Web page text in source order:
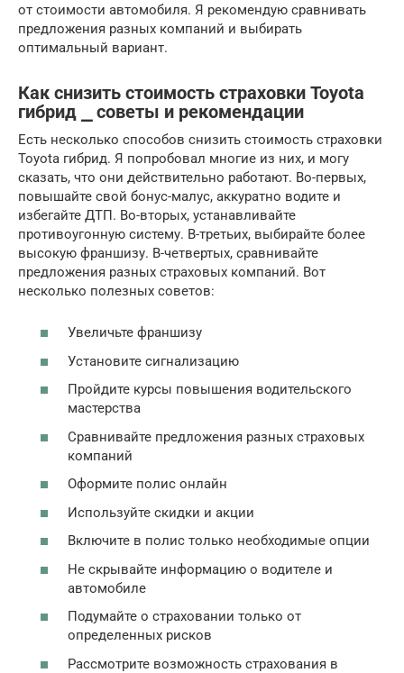
от стоимости автомобиля. Я рекомендую сравнивать
предложения разных компаний и выбирать
оптимальный вариант.
Как снизить стоимость страховки Toyota
гибрид ⎯ советы и рекомендации
Есть несколько способов снизить стоимость страховки
Toyota гибрид. Я попробовал многие из них, и могу
сказать, что они действительно работают. Во-первых,
повышайте свой бонус-малус, аккуратно водите и
избегайте ДТП. Во-вторых, устанавливайте
противоугонную систему. В-третьих, выбирайте более
высокую франшизу. В-четвертых, сравнивайте
предложения разных страховых компаний. Вот
несколько полезных советов:
Увеличьте франшизу
Установите сигнализацию
Пройдите курсы повышения водительского
мастерства
Сравнивайте предложения разных страховых
компаний
Оформите полис онлайн
Используйте скидки и акции
Включите в полис только необходимые опции
Не скрывайте информацию о водителе и
автомобиле
Подумайте о страховании только от
определенных рисков
Рассмотрите возможность страхования в